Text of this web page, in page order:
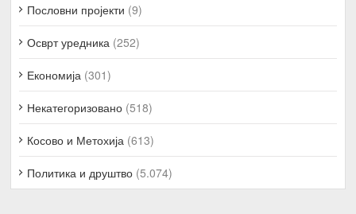
Пословни пројекти (9)
Осврт уредника (252)
Економија (301)
Некатегоризовано (518)
Косово и Метохија (613)
Политика и друштво (5.074)